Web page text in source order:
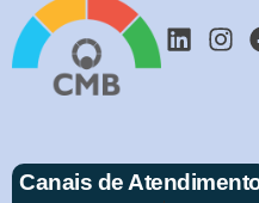
Canais de